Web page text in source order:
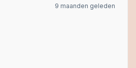
9 maanden geleden